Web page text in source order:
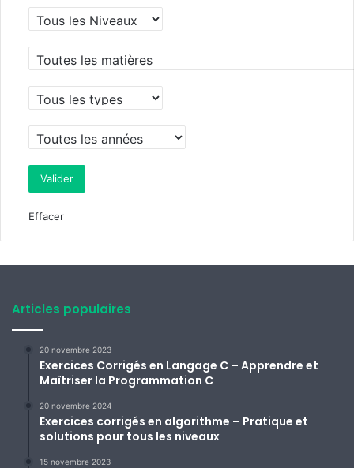
Effacer
Articles populaires
20 novembre 2023
Exercices Corrigés en Langage C – Apprendre et
Maîtriser la Programmation C
20 novembre 2024
Exercices corrigés en algorithme – Pratique et
solutions pour tous les niveaux
15 novembre 2023